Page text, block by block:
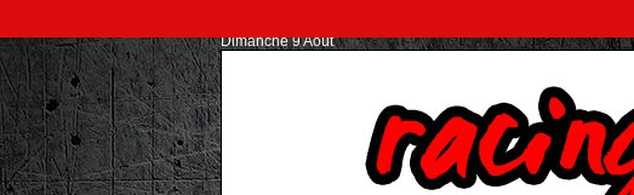
Dimanche 9 Août